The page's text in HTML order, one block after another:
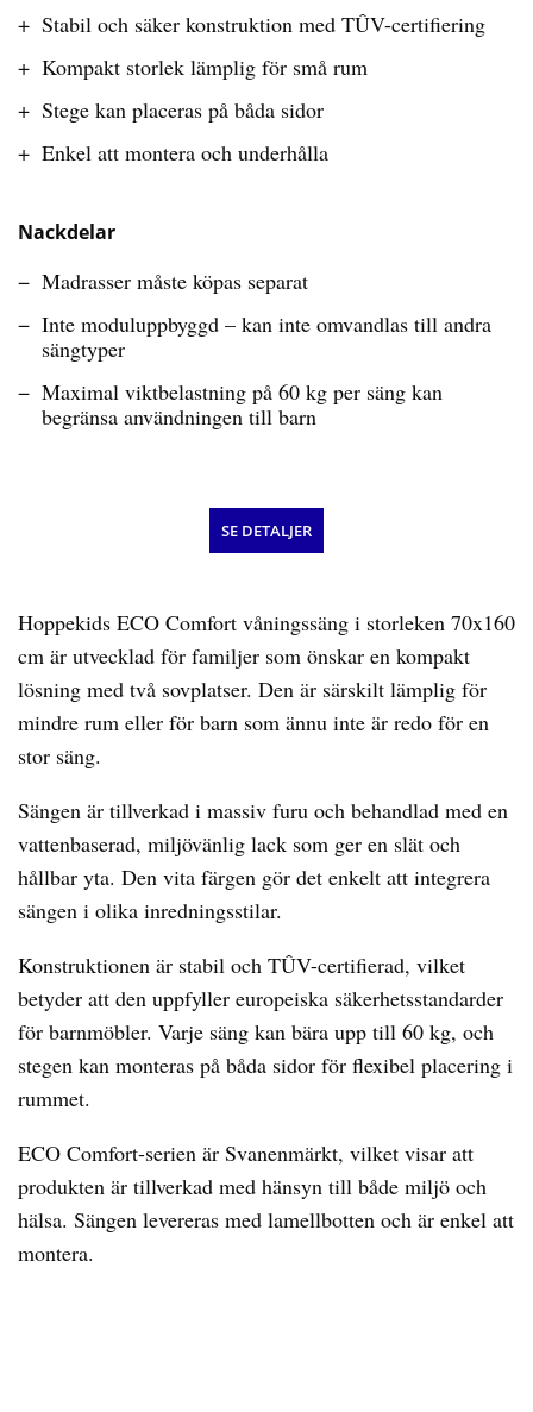
Hoppekids ECO Comfort våningssäng i storleken 70x160
cm är utvecklad för familjer som önskar en kompakt
lösning med två sovplatser. Den är särskilt lämplig för
mindre rum eller för barn som ännu inte är redo för en
stor säng.
Sängen är tillverkad i massiv furu och behandlad med en
vattenbaserad, miljövänlig lack som ger en slät och
hållbar yta. Den vita färgen gör det enkelt att integrera
sängen i olika inredningsstilar.
Konstruktionen är stabil och TÛV-certifierad, vilket
betyder att den uppfyller europeiska säkerhetsstandarder
för barnmöbler. Varje säng kan bära upp till 60 kg, och
stegen kan monteras på båda sidor för flexibel placering i
rummet.
ECO Comfort-serien är Svanenmärkt, vilket visar att
produkten är tillverkad med hänsyn till både miljö och
hälsa. Sängen levereras med lamellbotten och är enkel att
montera.
Stabil och säker konstruktion med TÛV-certifiering
Kompakt storlek lämplig för små rum
Stege kan placeras på båda sidor
Enkel att montera och underhålla
Nackdelar
Madrasser måste köpas separat
Inte moduluppbyggd – kan inte omvandlas till andra
sängtyper
Maximal viktbelastning på 60 kg per säng kan
begränsa användningen till barn
SE DETALJER